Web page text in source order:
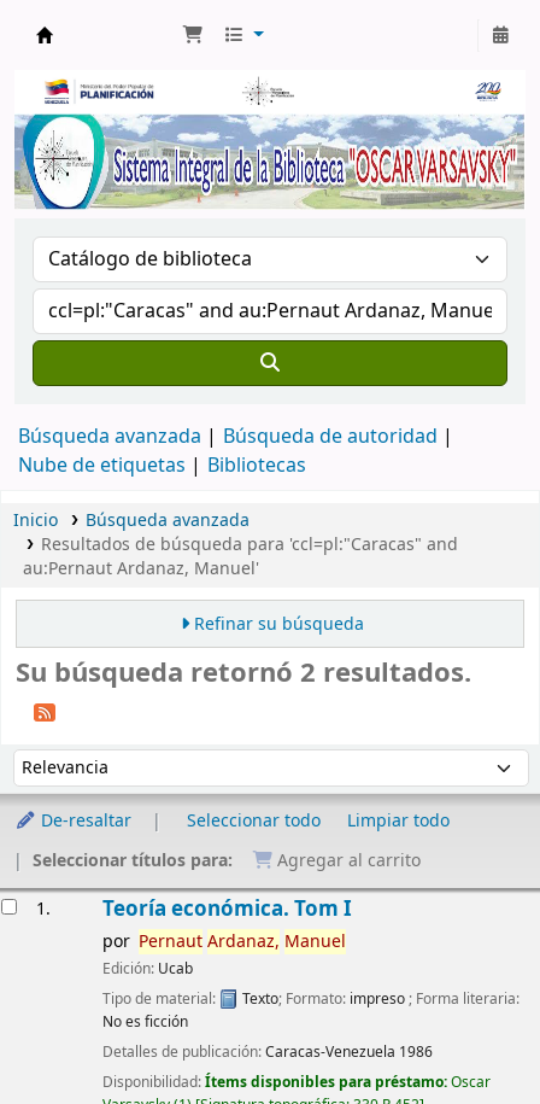
Búsqueda avanzada
Búsqueda de autoridad
Nube de etiquetas
Bibliotecas
Inicio
Búsqueda avanzada
Resultados de búsqueda para 'ccl=pl:"Caracas" and
au:Pernaut Ardanaz, Manuel'
Refinar su búsqueda
Su búsqueda retornó 2 resultados.
Ordenar por:
De-resaltar Seleccionar todo
Limpiar todo
Seleccionar títulos para:
Agregar al carrito
1. Teoría económica. Tom I
por PernautArdanaz, Manuel
Edición: Ucab
Tipo de material:
Texto; Formato: impreso; Forma literaria:
No es ficción
Detalles de publicación:Caracas-Venezuela 1986
Disponibilidad:Ítems disponibles para préstamo:Oscar